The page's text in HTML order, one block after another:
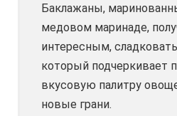
Баклажаны,
медовом маринаде,
интересным,
который подчеркивает
вкусовую палитру
новые грани.